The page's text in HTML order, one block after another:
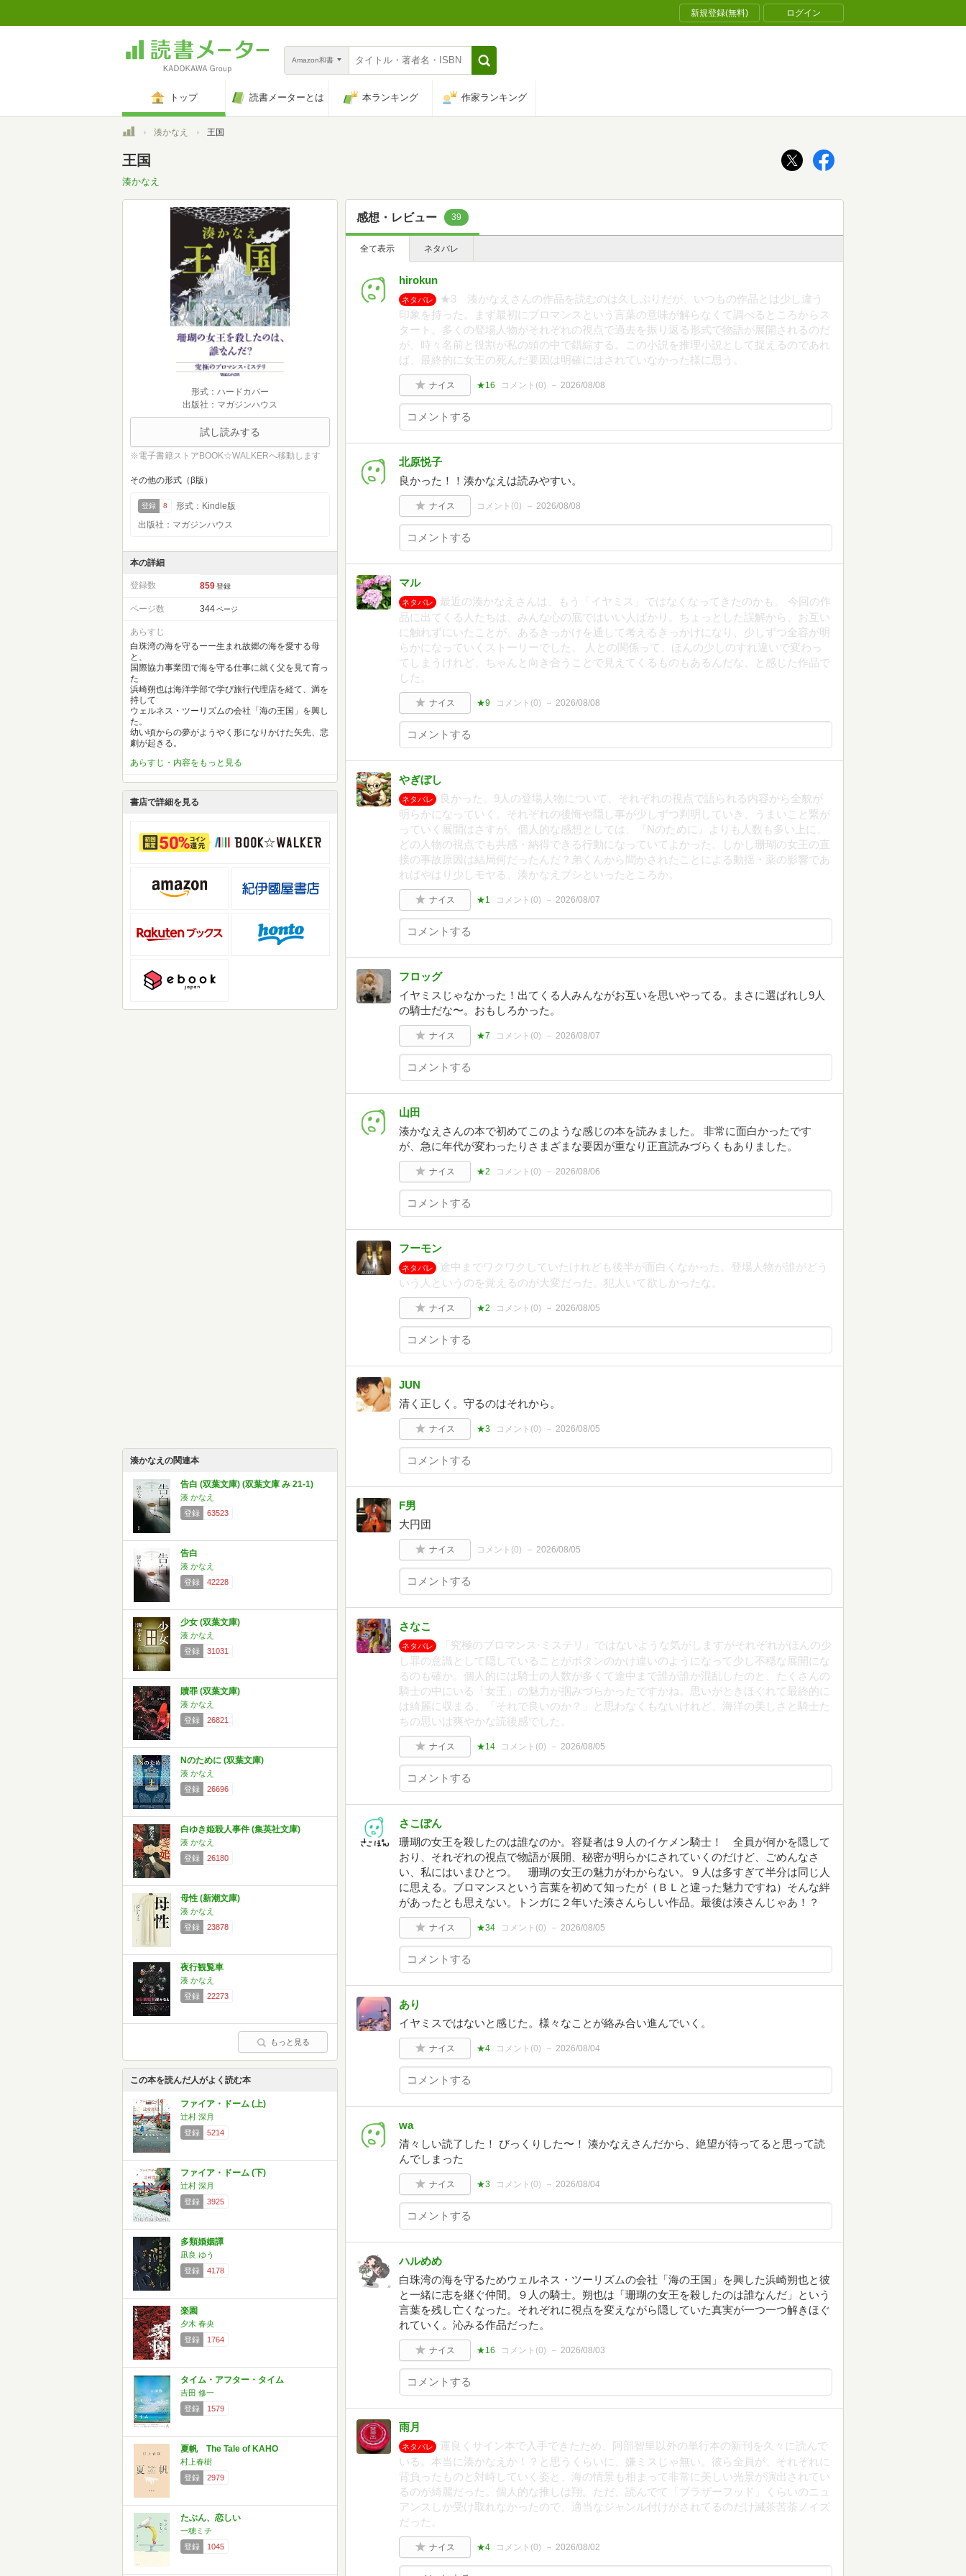
新規登録(無料) ログイン
Amazon和書
トップ 読書メーターとは 本ランキング 作家ランキング
トップ湊かなえ 王国
王国
湊かなえ
形式：ハードカバー
出版社：マガジンハウス
試し読みする
※電子書籍ストアBOOK☆WALKERへ移動します
その他の形式（β版）
登録 8
形式：Kindle版
出版社：マガジンハウス
本の詳細
登録数 859 登録
ページ数 344 ページ
あらすじ
白珠湾の海を守るーー生まれ故郷の海を愛する母
と、
国際協力事業団で海を守る仕事に就く父を見て育っ
た
浜崎朔也は海洋学部で学び旅行代理店を経て、満を
持して
ウェルネス・ツーリズムの会社「海の王国」を興し
た。
幼い頃からの夢がようやく形になりかけた矢先、悲
劇が起きる。
あらすじ・内容をもっと見る
書店で詳細を見る
湊かなえの関連本
告白 (双葉文庫) (双葉文庫 み 21-1)
湊 かなえ
登録
63523
告白
湊 かなえ
登録
42228
少女 (双葉文庫)
湊 かなえ
登録
31031
贖罪 (双葉文庫)
湊 かなえ
登録
26821
Nのために (双葉文庫)
湊 かなえ
登録
26696
白ゆき姫殺人事件 (集英社文庫)
湊 かなえ
登録
26180
母性 (新潮文庫)
湊 かなえ
登録
23878
夜行観覧車
湊 かなえ
登録
22273
もっと見る
この本を読んだ人がよく読む本
ファイア・ドーム (上)
辻村 深月
登録
5214
ファイア・ドーム (下)
辻村 深月
登録
3925
多類婚姻譚
凪良 ゆう
登録
4178
楽園
夕木 春央
登録
1764
タイム・アフター・タイム
吉田 修一
登録
1579
夏帆 The Tale of KAHO
村上春樹
登録
2979
たぶん、恋しい
一穂ミチ
登録
1045
感想・レビュー 39
全て表示 ネタバレ
hirokun
ネタバレ
★3 湊かなえさんの作品を読むのは久しぶりだが、いつもの作品とは少し違う
印象を持った。まず最初にブロマンスという言葉の意味が解らなくて調べるところからス
タート。多くの登場人物がそれぞれの視点で過去を振り返る形式で物語が展開されるのだ
が、時々名前と役割が私の頭の中で錯綜する。この小説を推理小説として捉えるのであれ
ば、最終的に女王の死んだ要因は明確にはされていなかった様に思う。
ナイス ★16 コメント(0) 2026/08/08
北原悦子
良かった！！湊かなえは読みやすい。
ナイス コメント(0) 2026/08/08
マル
ネタバレ
最近の湊かなえさんは、もう「イヤミス」ではなくなってきたのかも。 今回の作
品に出てくる人たちは、みんな心の底ではいい人ばかり。ちょっとした誤解から、お互い
に触れずにいたことが、あるきっかけを通して考えるきっかけになり、少しずつ全容が明
らかになっていくストーリーでした。 人との関係って、ほんの少しのすれ違いで変わっ
てしまうけれど、ちゃんと向き合うことで見えてくるものもあるんだな、と感じた作品で
した。
ナイス ★9 コメント(0) 2026/08/08
やぎぼし
ネタバレ
良かった。9人の登場人物について、それぞれの視点で語られる内容から全貌が
明らかになっていく。それぞれの後悔や隠し事が少しずつ判明していき、うまいこと繋が
っていく展開はさすが。個人的な感想としては、『Nのために』よりも人数も多い上に、
どの人物の視点でも共感・納得できる行動になっていてよかった。しかし珊瑚の女王の直
接の事故原因は結局何だったんだ？弟くんから聞かされたことによる動揺・薬の影響であ
ればやはり少しモヤる、湊かなえブシといったところか。
ナイス ★1 コメント(0) 2026/08/07
フロッグ
イヤミスじゃなかった！出てくる人みんながお互いを思いやってる。まさに選ばれし9人
の騎士だな〜。おもしろかった。
ナイス ★7 コメント(0) 2026/08/07
山田
湊かなえさんの本で初めてこのような感じの本を読みました。 非常に面白かったです
が、急に年代が変わったりさまざまな要因が重なり正直読みづらくもありました。
ナイス ★2 コメント(0) 2026/08/06
フーモン
ネタバレ
途中までワクワクしていたけれども後半が面白くなかった。登場人物が誰がどう
いう人というのを覚えるのが大変だった。犯人いて欲しかったな。
ナイス ★2 コメント(0) 2026/08/05
JUN
清く正しく。守るのはそれから。
ナイス ★3 コメント(0) 2026/08/05
F男
大円団
ナイス コメント(0) 2026/08/05
さなこ
ネタバレ
「究極のブロマンス·ミステリ」ではないような気がしますがそれぞれがほんの少
し罪の意識として隠していることがボタンのかけ違いのようになって少し不穏な展開にな
るのも確か。個人的には騎士の人数が多くて途中まで誰が誰か混乱したのと、たくさんの
騎士の中にいる「女王」の魅力が掴みづらかったですかね。思いがときほぐれて最終的に
は綺麗に収まる、「それで良いのか？」と思わなくもないけれど、海洋の美しさと騎士た
ちの思いは爽やかな読後感でした。
ナイス ★14 コメント(0) 2026/08/05
さこぽん
珊瑚の女王を殺したのは誰なのか。容疑者は９人のイケメン騎士！ 全員が何かを隠して
おり、それぞれの視点で物語が展開、秘密が明らかにされていくのだけど、ごめんなさ
い、私にはいまひとつ。 珊瑚の女王の魅力がわからない。９人は多すぎて半分は同じ人
に思える。ブロマンスという言葉を初めて知ったが（ＢＬと違った魅力ですね）そんな絆
があったとも思えない。トンガに２年いた湊さんらしい作品。最後は湊さんじゃあ！？
ナイス ★34 コメント(0) 2026/08/05
あり
イヤミスではないと感じた。様々なことが絡み合い進んでいく。
ナイス ★4 コメント(0) 2026/08/04
wa
清々しい読了した！ びっくりした〜！ 湊かなえさんだから、絶望が待ってると思って読
んでしまった
ナイス ★3 コメント(0) 2026/08/04
ハルめめ
白珠湾の海を守るためウェルネス・ツーリズムの会社「海の王国」を興した浜崎朔也と彼
と一緒に志を継ぐ仲間。９人の騎士。朔也は「珊瑚の女王を殺したのは誰なんだ」という
言葉を残し亡くなった。それぞれに視点を変えながら隠していた真実が一つ一つ解きほぐ
れていく。沁みる作品だった。
ナイス ★16 コメント(0) 2026/08/03
雨月
ネタバレ
運良くサイン本で入手できたため、阿部智里以外の単行本の新刊を久々に読んで
いる。本当に湊かなえか！？と思うくらいに、嫌ミスじゃ無い。彼ら全員が、それぞれに
背負ったものと対峙していく姿と、海の情景も相まって非常に美しい光景が演出されてい
るのが綺麗だった。個人的な推しは翔。ただ、読んでて「ブラザーフッド」くらいのニュ
アンスしか受け取れなかったので、適当なジャンル付けがされてるのだけ滅茶苦茶ノイズ
だった。
ナイス ★4 コメント(0) 2026/08/02